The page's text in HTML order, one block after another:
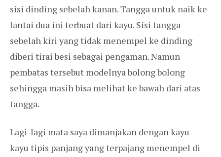
sisi dinding sebelah kanan. Tangga untuk naik ke
lantai dua ini terbuat dari kayu. Sisi tangga
sebelah kiri yang tidak menempel ke dinding
diberi tirai besi sebagai pengaman. Namun
pembatas tersebut modelnya bolong bolong
sehingga masih bisa melihat ke bawah dari atas
tangga.
Lagi-lagi mata saya dimanjakan dengan kayu-
kayu tipis panjang yang terpajang menempel di